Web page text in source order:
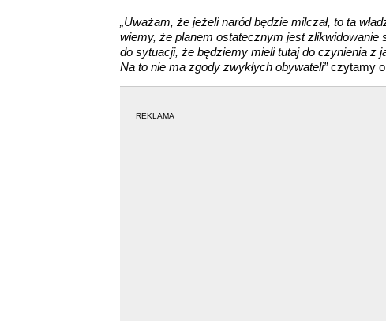
„Uważam, że jeżeli naród będzie milczał, to ta
wiemy, że planem ostatecznym jest zlikwidowanie
do sytuacji, że będziemy mieli tutaj do czynienia z
Na to nie ma zgody zwykłych obywateli”czytamy
REKLAMA